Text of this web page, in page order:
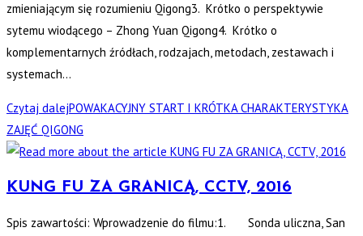
zmieniającym się rozumieniu Qigong3. Krótko o perspektywie
sytemu wiodącego – Zhong Yuan Qigong4. Krótko o
komplementarnych źródłach, rodzajach, metodach, zestawach i
systemach…
Czytaj dalejPOWAKACYJNY START I KRÓTKA CHARAKTERYSTYKA
ZAJĘĆ QIGONG
KUNG FU ZA GRANICĄ, CCTV, 2016
Spis zawartości: Wprowadzenie do filmu:1. Sonda uliczna, San